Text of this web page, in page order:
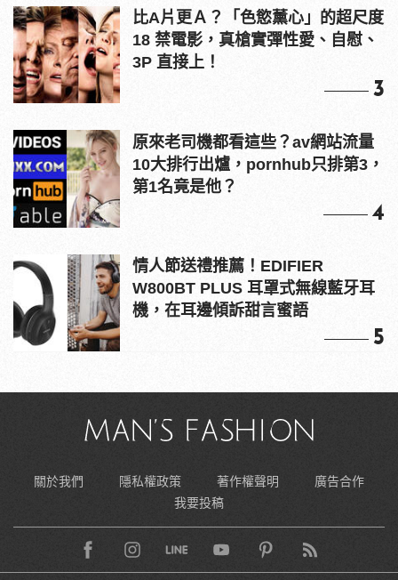
比A片更Ａ？「色慾薰心」的超尺度
18 禁電影，真槍實彈性愛、自慰、
3P 直接上！
3
原來老司機都看這些？av網站流量
10大排行出爐，pornhub只排第3，
第1名竟是他？
4
情人節送禮推薦！EDIFIER
W800BT PLUS 耳罩式無線藍牙耳
機，在耳邊傾訴甜言蜜語
5
關於我們 隱私權政策 著作權聲明
廣告合作
我要投稿